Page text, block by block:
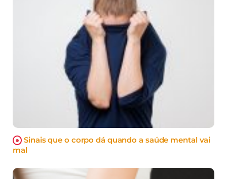
Sinais que o corpo dá quando a saúde mental vai
mal